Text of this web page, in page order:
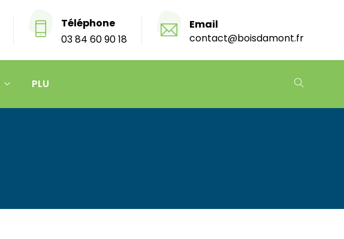
Téléphone
03 84 60 90 18
Email
contact@boisdamont.fr
PLU